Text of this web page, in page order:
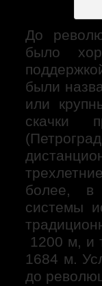
До
было
были
или
скачки
более, в
системы
1200 м, и
1684 м.
до